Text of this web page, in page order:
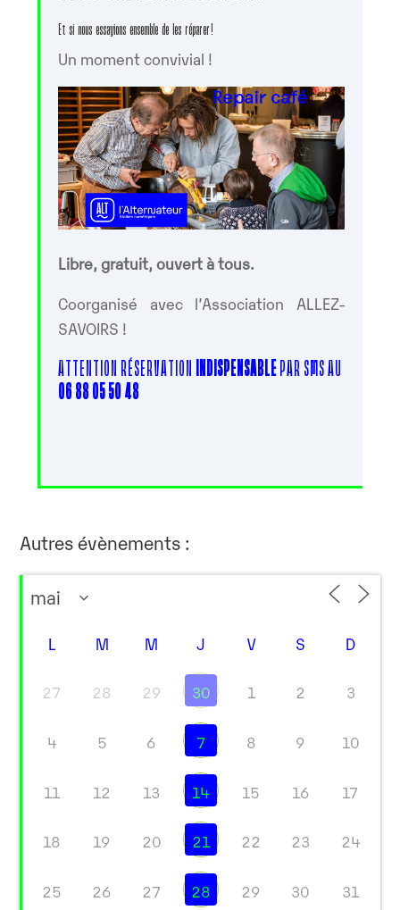
Et si nous essayions ensemble de les réparer !
Un moment convivial !
Libre, gratuit, ouvert à tous.
Coorganisé avec l’Association ALLEZ-
SAVOIRS !
ATTENTION RÉSERVATIONINDISPENSABLEPAR SMS AU
06 88 05 50 48
Autres évènements :
L M M J V S D
27 28 29 30 1 2 3
4 5 6 7 8 9 10
11 12 13 14 15 16 17
18 19 20 21 22 23 24
25 26 27 28 29 30 31